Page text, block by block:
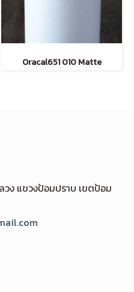
Oracal651 010 Matte
วง แขวงป้อมปราบ เขตป้อม